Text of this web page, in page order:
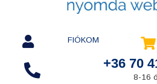
FIÓKOM
+36 70
8-16